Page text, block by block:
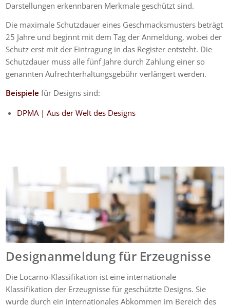
Darstellungen erkennbaren Merkmale geschützt sind.
Die maximale Schutzdauer eines Geschmacksmusters beträgt
25 Jahre und beginnt mit dem Tag der Anmeldung, wobei der
Schutz erst mit der Eintragung in das Register entsteht. Die
Schutzdauer muss alle fünf Jahre durch Zahlung einer so
genannten Aufrechterhaltungsgebühr verlängert werden.
Beispiele für Designs sind:
DPMA | Aus der Welt des Designs
Designanmeldung für Erzeugnisse
Die Locarno-Klassifikation ist eine internationale
Klassifikation der Erzeugnisse für geschützte Designs. Sie
wurde durch ein internationales Abkommen im Bereich des